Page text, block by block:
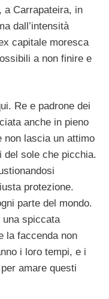
a Carrapateira, in
dall’intensità
capitale moresca
a non finire e
Re e padrone dei
anche in pieno
non lascia un attimo
del sole che picchia.
protezione.
parte del mondo.
una spiccata
la faccenda non
i loro tempi, e i
amare questi